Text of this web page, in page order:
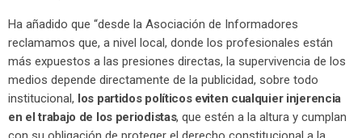
Ha añadido que “desde la Asociación de Informadores
reclamamos que, a nivel local, donde los profesionales están
más expuestos a las presiones directas, la supervivencia de los
medios depende directamente de la publicidad, sobre todo
institucional, los partidos políticos eviten cualquier injerencia
en el trabajo de los periodistas, que estén a la altura y cumplan